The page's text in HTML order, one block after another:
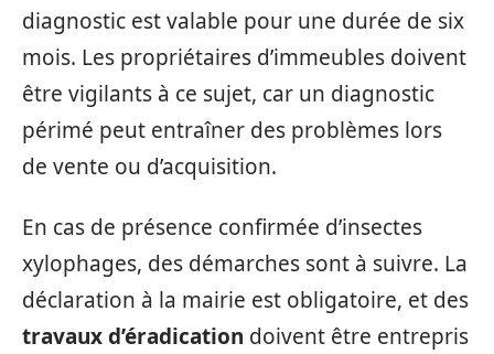
diagnostic est valable pour une durée de six
mois. Les propriétaires d’immeubles doivent
être vigilants à ce sujet, car un diagnostic
périmé peut entraîner des problèmes lors
de vente ou d’acquisition.
En cas de présence confirmée d’insectes
xylophages, des démarches sont à suivre. La
déclaration à la mairie est obligatoire, et des
travaux d’éradication doivent être entrepris